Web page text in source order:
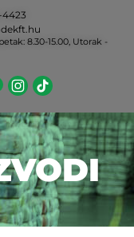
4423
8.30-15.00, Utorak -